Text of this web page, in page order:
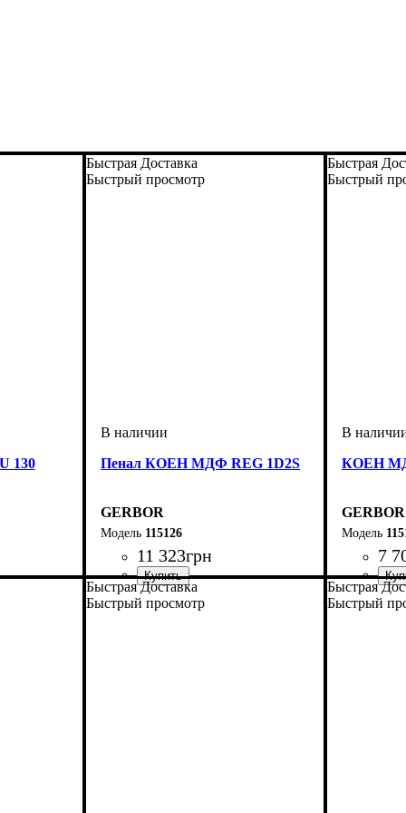
130
Быстрая Доставка
Быстрый просмотр
Пенал КОЕН МДФ REG 1D2S
GERBOR
115126
11 323грн
ширина, мм: 580,5
высота, мм: 200,5
глубина, мм: 400
Быстрая
Быстрый
КОЕН
GERBOR
7
ширина,
высота,
глубина,
Быстрая Доставка
Быстрый просмотр
Быстрая
Быстрый